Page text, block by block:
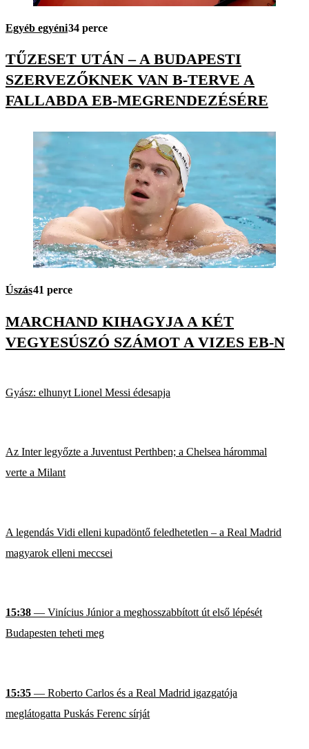
Egyéb egyéni34 perce
TŰZESET UTÁN – A BUDAPESTI
SZERVEZŐKNEK VAN B-TERVE A
FALLABDA EB-MEGRENDEZÉSÉRE
Úszás41 perce
MARCHAND KIHAGYJA A KÉT
VEGYESÚSZÓ SZÁMOT A VIZES EB-N
Gyász: elhunyt Lionel Messi édesapja
Az Inter legyőzte a Juventust Perthben; a Chelsea hárommal
verte a Milant
A legendás Vidi elleni kupadöntő feledhetetlen – a Real Madrid
magyarok elleni meccsei
15:38 — Vinícius Júnior a meghosszabbított út első lépését
Budapesten teheti meg
15:35 — Roberto Carlos és a Real Madrid igazgatója
meglátogatta Puskás Ferenc sírját